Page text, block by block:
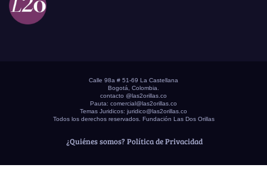
Calle 98a # 51-69 La Castellana
Bogotá, Colombia.
contacto @las2orillas.co
Pauta: comercial@las2orillas.co
Temas Juridicos: juridico@las2orillas.co
Todos los derechos reservados. Fundación Las Dos Orillas
¿Quiénes somos? Política de Privacidad